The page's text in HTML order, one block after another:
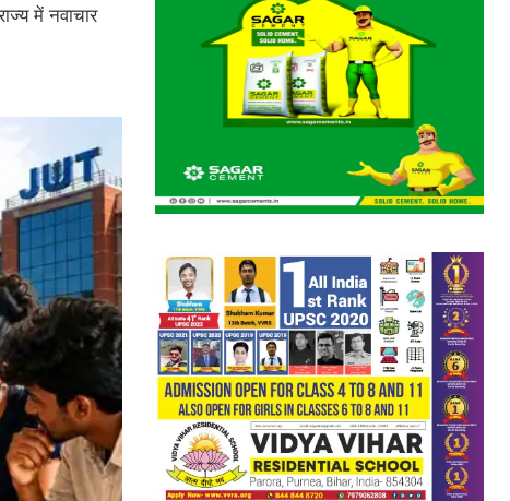
में नवाचार